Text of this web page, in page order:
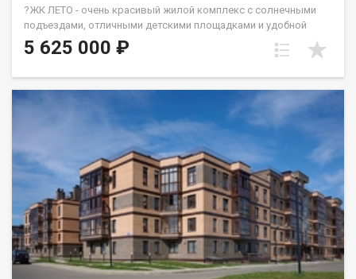
?ЖК ЛЕТО - очень красивый жилой комплекс с солнечными
подъездами, отличными детскими площадками и удобной
инфраструктурой. ☝️Более 10 видов планировок и Вы
сможете подобрать квартиру любой площади от небольшой
Все квартиры свободной планировки, в получистовой
отделке. ? Каждому покупателю дизайн – проект в подарок!
Весь ЖК уже сдан! ☎️ 733-333. ДомСтрой
5 625 000 ₽